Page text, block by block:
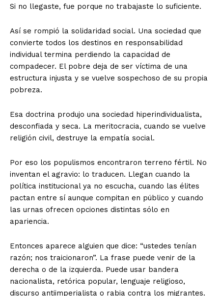
Si no llegaste, fue porque no trabajaste lo suficiente.
Así se rompió la solidaridad social. Una sociedad que
convierte todos los destinos en responsabilidad
individual termina perdiendo la capacidad de
compadecer. El pobre deja de ser víctima de una
estructura injusta y se vuelve sospechoso de su propia
pobreza.
Esa doctrina produjo una sociedad hiperindividualista,
desconfiada y seca. La meritocracia, cuando se vuelve
religión civil, destruye la empatía social.
Por eso los populismos encontraron terreno fértil. No
inventan el agravio: lo traducen. Llegan cuando la
política institucional ya no escucha, cuando las élites
pactan entre sí aunque compitan en público y cuando
las urnas ofrecen opciones distintas sólo en
apariencia.
Entonces aparece alguien que dice: “ustedes tenían
razón; nos traicionaron”. La frase puede venir de la
derecha o de la izquierda. Puede usar bandera
nacionalista, retórica popular, lenguaje religioso,
discurso antiimperialista o rabia contra los migrantes.